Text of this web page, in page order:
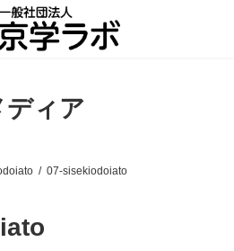
ディア
07-sisekiodoiato